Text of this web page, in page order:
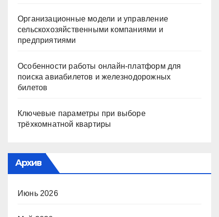
Организационные модели и управление
сельскохозяйственными компаниями и
предприятиями
Особенности работы онлайн-платформ для
поиска авиабилетов и железнодорожных
билетов
Ключевые параметры при выборе
трёхкомнатной квартиры
Архив
Июнь 2026